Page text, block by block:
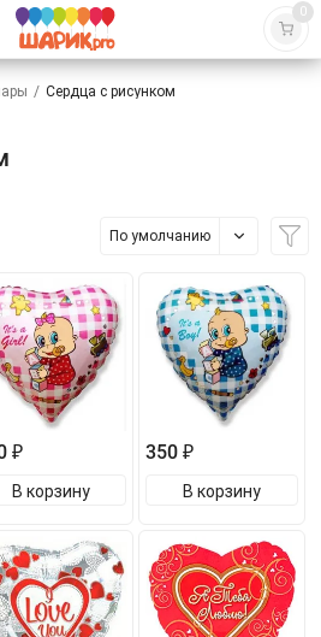
0
/ Сердца с рисунком
По умолчанию
₽
В корзину
350 ₽
В корзину